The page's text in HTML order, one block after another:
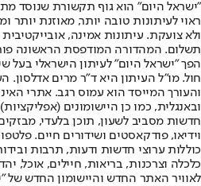
"ישראל היום" הוא גוף תקשורת שנוסד
ראוי לעיתונות טובה יותר, מאוזנת יותר
ולא צועקת. עיתונות אמינה,
הפך "ישראל היום" לעיתון הישראלי בעל
חול. מו"ל העיתון היא ד"ר מרים אדלסון.
והעורך המייסד הוא עמוס רגב. אתרי
חדשות מסביב לשעון, תוכן בלעדי, מבזקים
וידיאו, פודקאסטים ושידורים חיים.
כוללות ערוצי חדשות ודעות, תרבות
לאוויר האתר החדש והיישומון החדש של